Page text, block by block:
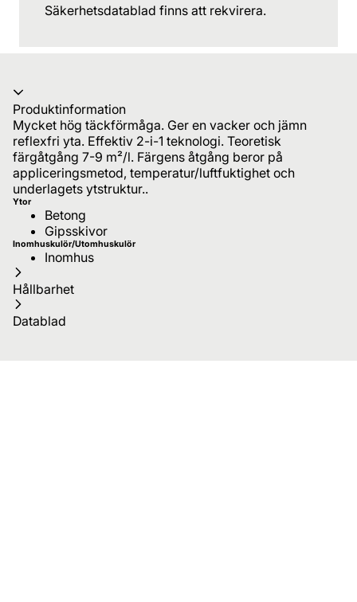
Säkerhetsdatablad finns att rekvirera.
Produktinformation
Mycket hög täckförmåga. Ger en vacker och jämn
reflexfri yta. Effektiv 2-i-1 teknologi. Teoretisk
färgåtgång 7-9 m²/l. Färgens åtgång beror på
appliceringsmetod, temperatur/luftfuktighet och
underlagets ytstruktur..
Ytor
Betong
Gipsskivor
Inomhuskulör/Utomhuskulör
Inomhus
Hållbarhet
Datablad